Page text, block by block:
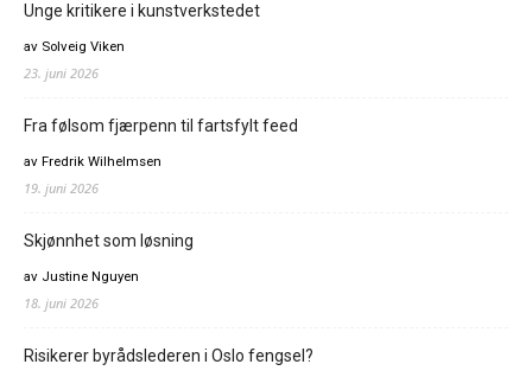
Unge kritikere i kunstverkstedet
av Solveig Viken
23. juni 2026
Fra følsom fjærpenn til fartsfylt feed
av Fredrik Wilhelmsen
19. juni 2026
Skjønnhet som løsning
av Justine Nguyen
18. juni 2026
Risikerer byrådslederen i Oslo fengsel?